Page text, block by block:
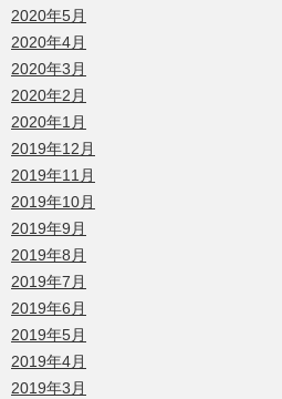
2020年5月
2020年4月
2020年3月
2020年2月
2020年1月
2019年12月
2019年11月
2019年10月
2019年9月
2019年8月
2019年7月
2019年6月
2019年5月
2019年4月
2019年3月